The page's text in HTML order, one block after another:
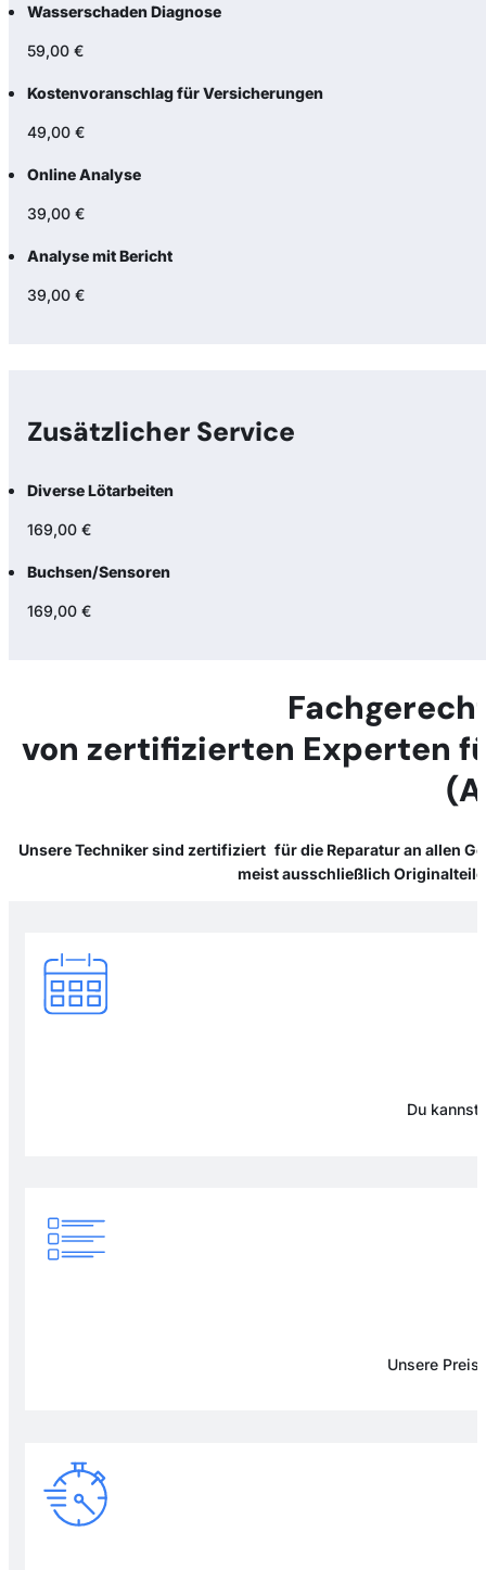
Wasserschaden Diagnose
59,00 €
Kostenvoranschlag für Versicherungen
49,00 €
Online Analyse
39,00 €
Analyse mit Bericht
39,00 €
Zusätzlicher Service
Diverse Lötarbeiten
169,00 €
Buchsen/Sensoren
169,00 €
von zertifizierten Experten
Unsere Techniker sind zertifiziert für die Reparatur an allen
meist ausschließlich
Du kannst
Unsere